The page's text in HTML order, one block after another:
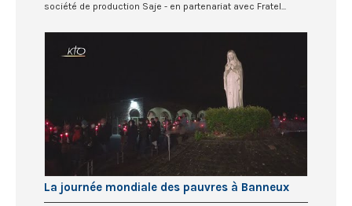
société de production Saje - en partenariat avec Fratel...
La journée mondiale des pauvres à Banneux